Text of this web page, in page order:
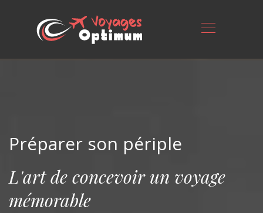
Préparer son périple
L'art de concevoir un voyage
mémorable